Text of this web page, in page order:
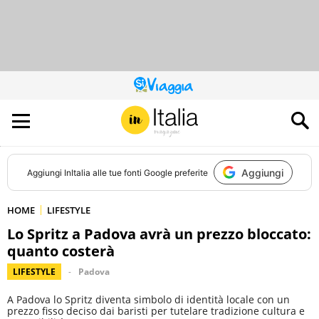
QUESTO
SITO
CONTRIBUISCE
ALL’AUDIENCE
DI
Aggiungi InItalia alle tue fonti Google preferite Aggiungi
HOME LIFESTYLE
Lo Spritz a Padova avrà un prezzo bloccato:
quanto costerà
LIFESTYLE Padova
A Padova lo Spritz diventa simbolo di identità locale con un
prezzo fisso deciso dai baristi per tutelare tradizione cultura e